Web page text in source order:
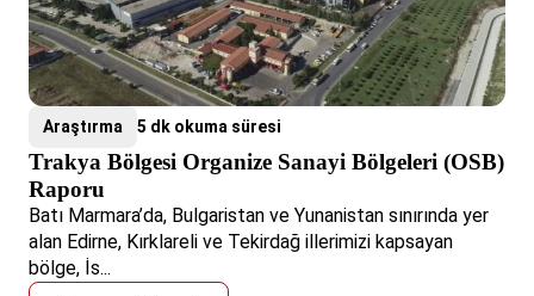
Araştırma 5 dk okuma süresi
Trakya Bölgesi Organize Sanayi Bölgeleri (OSB)
Raporu
Batı Marmara’da, Bulgaristan ve Yunanistan sınırında yer
alan Edirne, Kırklareli ve Tekirdağ illerimizi kapsayan
bölge, İs...